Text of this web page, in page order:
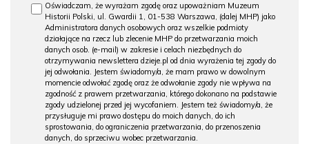
Oświadczam, że wyrażam zgodę oraz upoważniam Muzeum
Historii Polski, ul. Gwardii 1, 01-538 Warszawa, (dalej MHP) jako
Administratora danych osobowych oraz wszelkie podmioty
działające na rzecz lub zlecenie MHP do przetwarzania moich
danych osob. (e-mail) w zakresie i celach niezbędnych do
otrzymywania newslettera dzieje.pl od dnia wyrażenia tej zgody do
jej odwołania. Jestem świadomy/a, że mam prawo w dowolnym
momencie odwołać zgodę oraz że odwołanie zgody nie wpływa na
zgodność z prawem przetwarzania, którego dokonano na podstawie
zgody udzielonej przed jej wycofaniem. Jestem też świadomy/a, że
przysługuje mi prawo dostępu do moich danych, do ich
sprostowania, do ograniczenia przetwarzania, do przenoszenia
danych, do sprzeciwu wobec przetwarzania.